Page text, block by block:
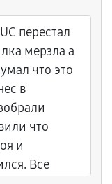
перестал
мерзла а
что это
в
что
и
Все